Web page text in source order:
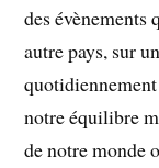
des évènements
autre pays, sur
notre équilibre
de notre monde